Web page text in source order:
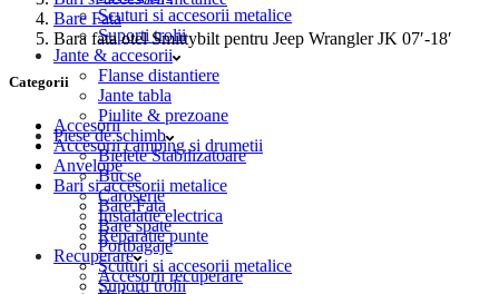
Scuturi si accesorii metalice
Suporti trolii
Jante & accesorii
Flanse distantiere
Jante tabla
Piulite & prezoane
Piese de schimb
Bielete Stabilizatoare
Bucse
Caroserie
Instalatie electrica
Reparatie punte
Recuperare
Accesorii recuperare
Bare Fata
Bara fata otel Smittybilt pentru Jeep Wrangler JK 07′-18′
Categorii
Accesorii
Accesorii camping si drumetii
Anvelope
Bari si accesorii metalice
Bare Fata
Bare spate
Portbagaje
Scuturi si accesorii metalice
Suporti trolii